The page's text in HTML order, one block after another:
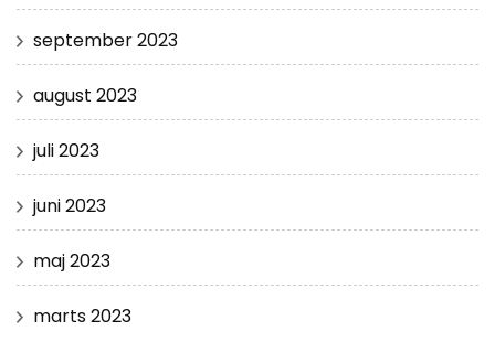
september 2023
august 2023
juli 2023
juni 2023
maj 2023
marts 2023